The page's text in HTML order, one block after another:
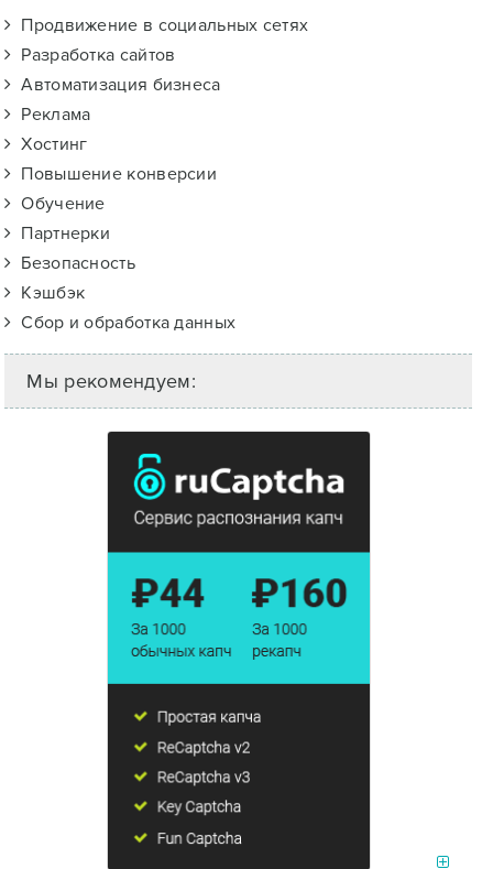
Продвижение в социальных сетях
Разработка сайтов
Автоматизация бизнеса
Реклама
Хостинг
Повышение конверсии
Обучение
Партнерки
Безопасность
Кэшбэк
Сбор и обработка данных
Мы рекомендуем: